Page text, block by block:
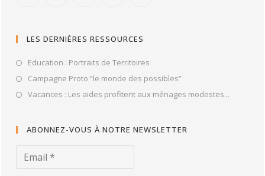
LES DERNIÈRES RESSOURCES
Education : Portraits de Territoires
Campagne Proto “le monde des possibles”
Vacances : Les aides profitent aux ménages modestes...
ABONNEZ-VOUS À NOTRE NEWSLETTER